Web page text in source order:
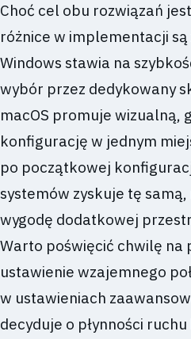
Choć cel obu rozwiązań
różnice w implementacji są
Windows stawia na
wybór przez dedykowany
macOS promuje wizualną,
konfigurację w jednym
po początkowej
systemów zyskuje tę
wygodę dodatkowej
Warto poświęcić chwilę na
ustawienie wzajemnego
w ustawieniach
decyduje o płynności